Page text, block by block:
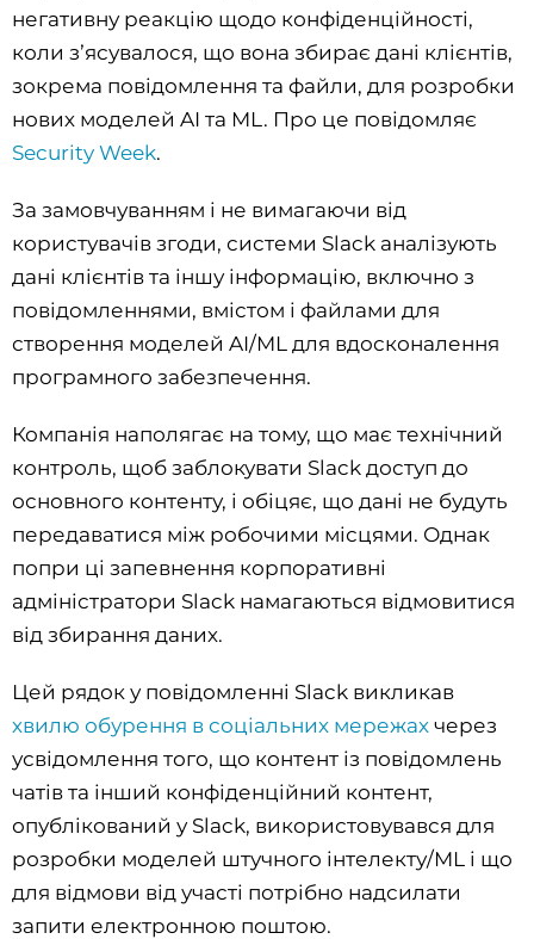
негативну реакцію щодо конфіденційності,
коли зʼясувалося, що вона збирає дані клієнтів,
зокрема повідомлення та файли, для розробки
нових моделей AI та ML. Про це повідомляє
Security Week.
За замовчуванням і не вимагаючи від
користувачів згоди, системи Slack аналізують
дані клієнтів та іншу інформацію, включно з
повідомленнями, вмістом і файлами для
створення моделей AI/ML для вдосконалення
програмного забезпечення.
Компанія наполягає на тому, що має технічний
контроль, щоб заблокувати Slack доступ до
основного контенту, і обіцяє, що дані не будуть
передаватися між робочими місцями. Однак
попри ці запевнення корпоративні
адміністратори Slack намагаються відмовитися
від збирання даних.
Цей рядок у повідомленні Slack викликав
хвилю обурення в соціальних мережах через
усвідомлення того, що контент із повідомлень
чатів та інший конфіденційний контент,
опублікований у Slack, використовувався для
розробки моделей штучного інтелекту/ML і що
для відмови від участі потрібно надсилати
запити електронною поштою.